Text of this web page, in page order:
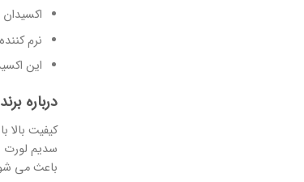
اکسیدان 1000 میل NYCE ٬ باعث سوزش و حساسیت کف سر نمی شود.
نرم
این اکسیدان
درباره برند NYCE :
باعث می